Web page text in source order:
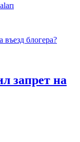
запрет на